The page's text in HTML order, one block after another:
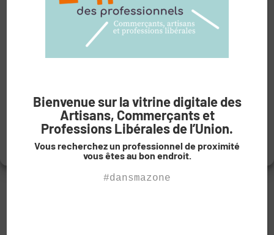
Nous utilisons des cookies pour optimiser notre site web et notre
Voir les préférences
Politique de cookiesPolitique de confidentialité
Bienvenue sur la vitrine digitale des
Artisans, Commerçants et
Professions Libérales de l’Union.
Vous recherchez un professionnel de proximité
vous êtes au bon endroit.
#dansmazone